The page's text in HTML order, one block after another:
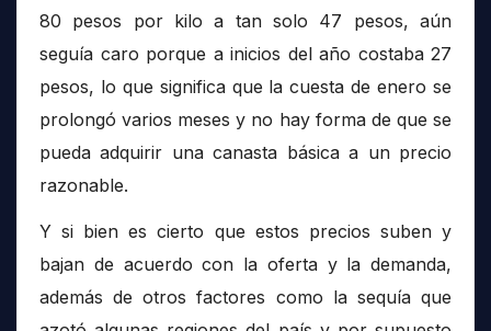
80 pesos por kilo a tan solo 47 pesos, aún
seguía caro porque a inicios del año costaba 27
pesos, lo que significa que la cuesta de enero se
prolongó varios meses y no hay forma de que se
pueda adquirir una canasta básica a un precio
razonable.
Y si bien es cierto que estos precios suben y
bajan de acuerdo con la oferta y la demanda,
además de otros factores como la sequía que